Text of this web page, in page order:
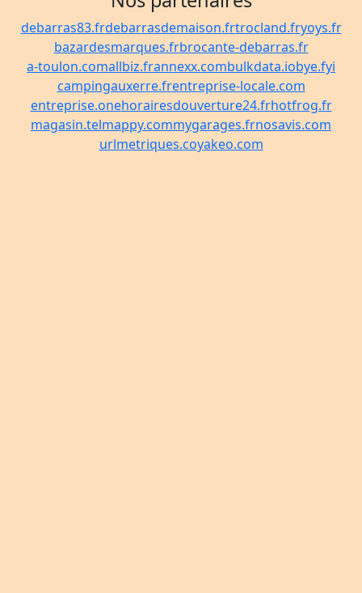
debarras83.frdebarrasdemaison.frtrocland.fryoys.fr
bazardesmarques.frbrocante-debarras.fr
a-toulon.comallbiz.frannexx.combulkdata.iobye.fyi
campingauxerre.frentreprise-locale.com
entreprise.onehorairesdouverture24.frhotfrog.fr
magasin.telmappy.commygarages.frnosavis.com
urlmetriques.coyakeo.com